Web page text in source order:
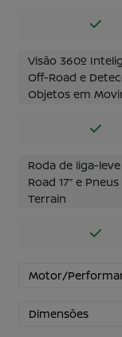
Visão 360º
Off-Road e
Objetos em
Roda de liga-
Road 17’’ e
Terrain
Motor/
Dimensões